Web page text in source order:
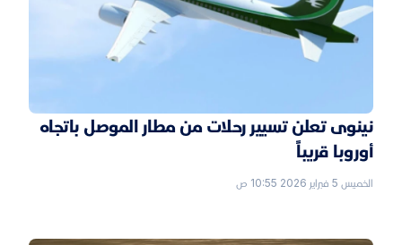
نينوى تعلن تسيير رحلات من مطار الموصل باتجاه
أوروبا قريباً
الخميس 5 فبراير 2026 10:55 ص